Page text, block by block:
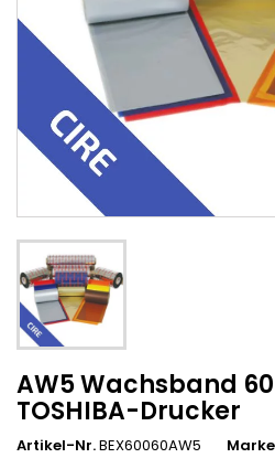
AW5 Wachsband
TOSHIBA-Drucker
Artikel-Nr.BEX60060AW5 Marke